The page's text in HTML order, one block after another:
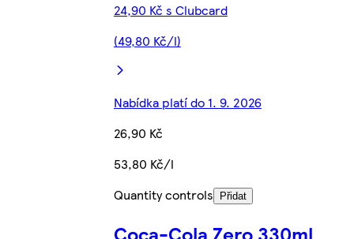
24,90 Kč s Clubcard
(49,80 Kč/l)
Nabídka platí do 1. 9. 2026
26,90 Kč
53,80 Kč/l
Quantity controls
Přidat
Coca-Cola Zero 330ml